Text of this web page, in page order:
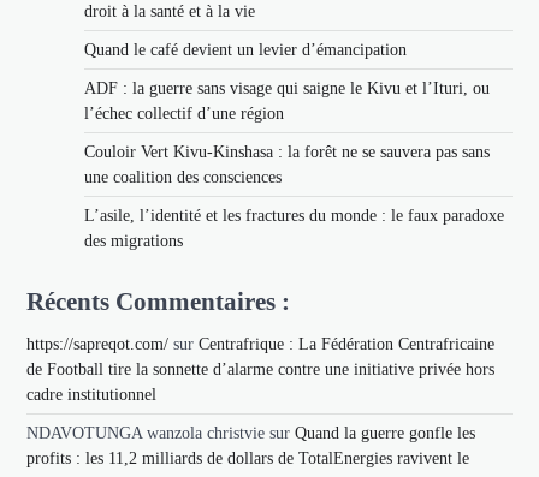
droit à la santé et à la vie
Quand le café devient un levier d’émancipation
ADF : la guerre sans visage qui saigne le Kivu et l’Ituri, ou
l’échec collectif d’une région
Couloir Vert Kivu-Kinshasa : la forêt ne se sauvera pas sans
une coalition des consciences
L’asile, l’identité et les fractures du monde : le faux paradoxe
des migrations
Récents Commentaires :
https://sapreqot.com/ surCentrafrique : La Fédération Centrafricaine
de Football tire la sonnette d’alarme contre une initiative privée hors
cadre institutionnel
NDAVOTUNGA wanzola christvie surQuand la guerre gonfle les
profits : les 11,2 milliards de dollars de TotalEnergies ravivent le